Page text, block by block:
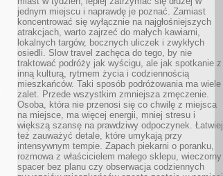
jednym miejscu i naprawdę je poznać. Zamiast
koncentrować się wyłącznie na najgłośniejszych
atrakcjach, warto zajrzeć do małych kawiarni,
lokalnych targów, bocznych uliczek i zwykłych
osiedli. Slow travel zachęca do tego, by nie
traktować podróży jak wyścigu, ale jak spotkanie z
inną kulturą, rytmem życia i codziennością
mieszkańców. Taki sposób podróżowania ma wiele
zalet. Przede wszystkim zmniejsza zmęczenie.
Osoba, która nie przenosi się co chwilę z miejsca
na miejsce, ma więcej energii, mniej stresu i
większą szansę na prawdziwy odpoczynek. Łatwiej
też zauważyć detale, które umykają przy
intensywnym tempie. Zapach piekarni o poranku,
rozmowa z właścicielem małego sklepu, wieczorny
spacer bez planu czy obserwacja codziennych